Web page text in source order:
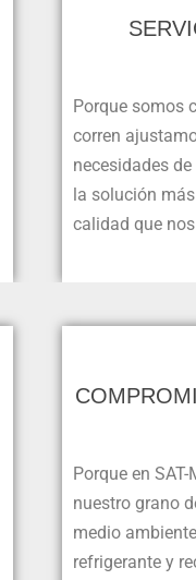
Porque somos
corren
necesidades
la solución
calidad que
Porque en
nuestro grano
medio
refrigerante y